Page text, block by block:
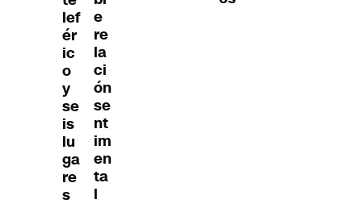
lef
ér
ic
o
y
se
is
lu
ga
re
s
e
re
la
ci
ón
se
nt
im
en
ta
l